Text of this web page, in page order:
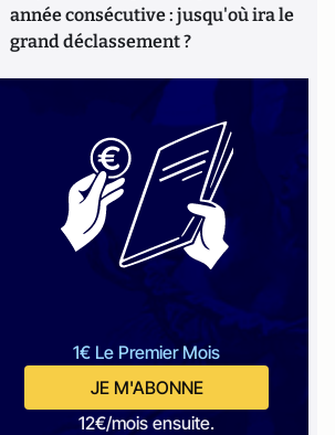
année consécutive : jusqu'où ira le
grand déclassement ?
1€ Le Premier Mois
JE M'ABONNE
12€/mois ensuite.